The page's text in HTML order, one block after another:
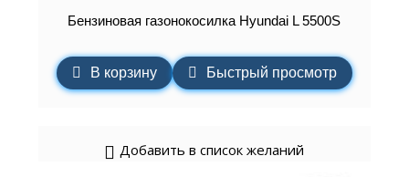
Бензиновая газонокосилка Hyundai L 5500S
В корзину Быстрый просмотр
Добавить в список желаний